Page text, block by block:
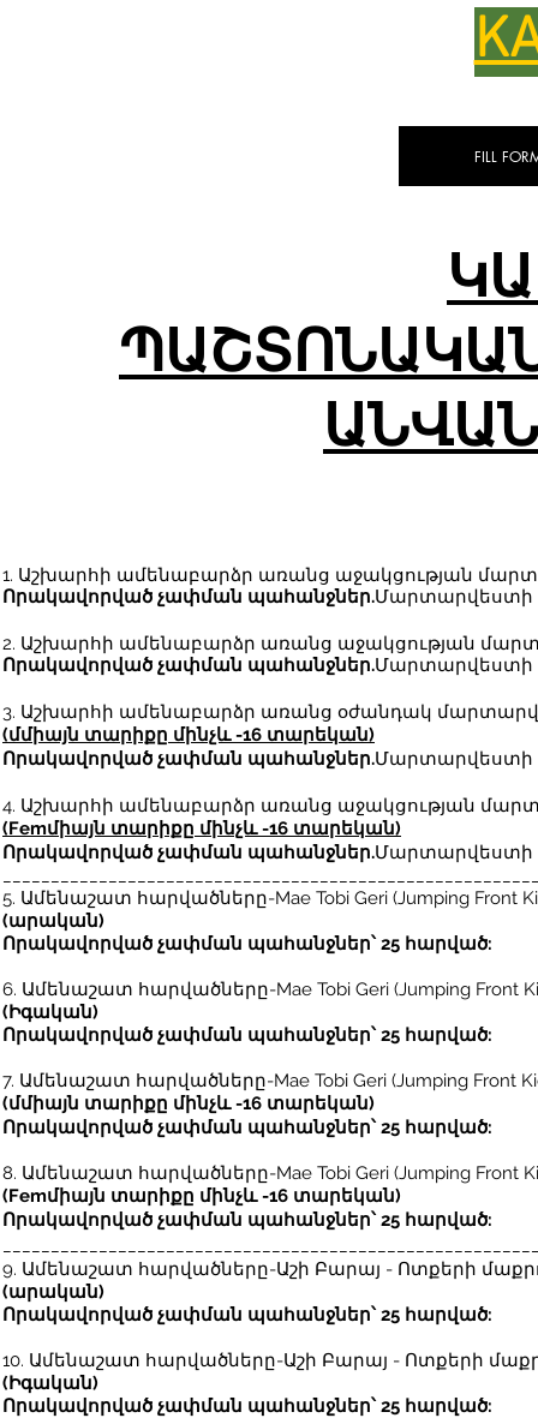
FILL
1. Աշխարհի ամենաբարձր առանց աջակցության
Որակավորված չափման պահանջներ.Մարտարվեստի
2. Աշխարհի ամենաբարձր առանց աջակցության
Որակավորված չափման պահանջներ.Մարտարվեստի
3. Աշխարհի ամենաբարձր առանց օժանդակ
(մմիայն տարիքը մինչև -16 տարեկան)
Որակավորված չափման պահանջներ.Մարտարվեստի
4. Աշխարհի ամենաբարձր առանց աջակցության
(Femմիայն տարիքը մինչև -16 տարեկան)
Որակավորված չափման պահանջներ.Մարտարվեստի
5. Ամենաշատ հարվածները-Mae Tobi Geri (Jumping Front
(արական)
Որակավորված չափման պահանջներ՝ 25 հարված:
6. Ամենաշատ հարվածները-Mae Tobi Geri (Jumping Front
(Իգական)
Որակավորված չափման պահանջներ՝ 25 հարված:
7. Ամենաշատ հարվածները-Mae Tobi Geri (Jumping Front
(մմիայն տարիքը մինչև -16 տարեկան)
Որակավորված չափման պահանջներ՝ 25 հարված:
8. Ամենաշատ հարվածները-Mae Tobi Geri (Jumping Front
(Femմիայն տարիքը մինչև -16 տարեկան)
Որակավորված չափման պահանջներ՝ 25 հարված:
9. Ամենաշատ հարվածները-Աշի Բարայ - Ոտքերի
(արական)
Որակավորված չափման պահանջներ՝ 25 հարված:
10. Ամենաշատ հարվածները-Աշի Բարայ - Ոտքերի
(Իգական)
Որակավորված չափման պահանջներ՝ 25 հարված: